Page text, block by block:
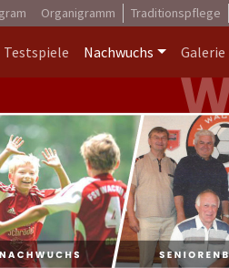
Organigramm Traditionspflege
Testspiele Nachwuchs Galerie